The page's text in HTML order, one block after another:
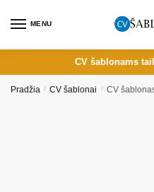
MENU
CV šablonams
Pradžia / CV šablonai / CV